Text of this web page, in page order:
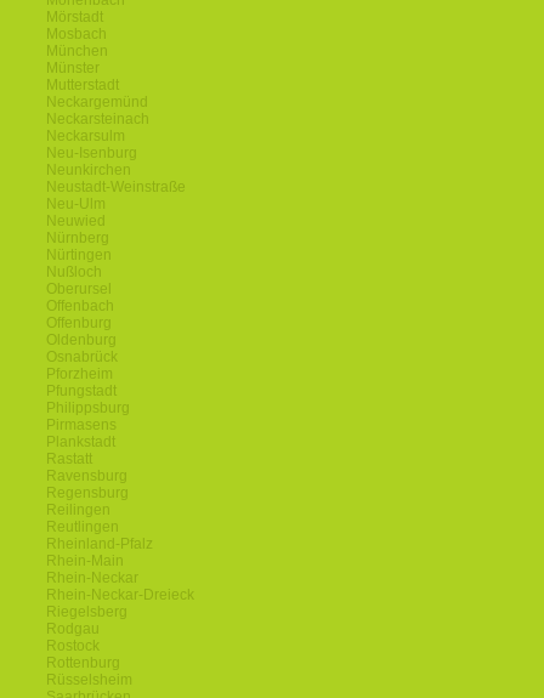
Mörstadt
Mosbach
München
Münster
Mutterstadt
Neckargemünd
Neckarsteinach
Neckarsulm
Neu-Isenburg
Neunkirchen
Neustadt-Weinstraße
Neu-Ulm
Neuwied
Nürnberg
Nürtingen
Nußloch
Oberursel
Offenbach
Offenburg
Oldenburg
Osnabrück
Pforzheim
Pfungstadt
Philippsburg
Pirmasens
Plankstadt
Rastatt
Ravensburg
Regensburg
Reilingen
Reutlingen
Rheinland-Pfalz
Rhein-Main
Rhein-Neckar
Rhein-Neckar-Dreieck
Riegelsberg
Rodgau
Rostock
Rottenburg
Rüsselsheim